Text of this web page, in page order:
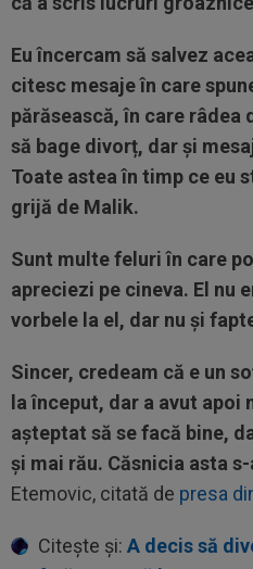
Eu încercam să salvez
citesc mesaje în care
părăsească, în care râdea
să bage divorț, dar și
Toate astea în timp ce eu
grijă de Malik.
Sunt multe feluri în care
apreciezi pe cineva. El nu
vorbele la el, dar nu și
Sincer, credeam că e un
la început, dar a avut apoi
așteptat să se facă bine,
și mai rău. Căsnicia asta
Etemovic, citată de presa
Citește și: A decis să